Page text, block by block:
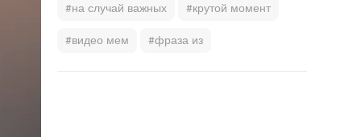
#на случай важных #крутой момент
#видео мем #фраза из